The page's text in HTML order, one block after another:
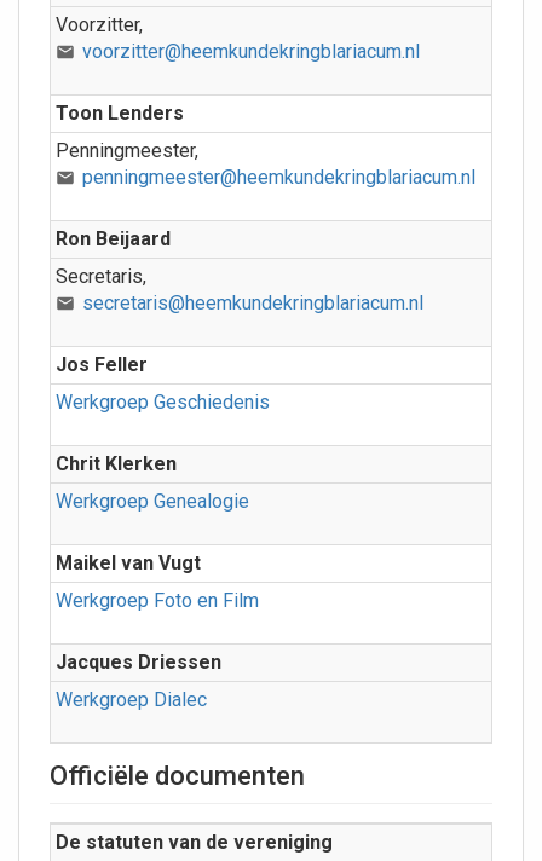
Voorzitter,
voorzitter@heemkundekringblariacum.nl
Toon Lenders
Penningmeester,
penningmeester@heemkundekringblariacum.nl
Ron Beijaard
Secretaris,
secretaris@heemkundekringblariacum.nl
Jos Feller
Werkgroep Geschiedenis
Chrit Klerken
Werkgroep Genealogie
Maikel van Vugt
Werkgroep Foto en Film
Jacques Driessen
Werkgroep Dialec
Officiële documenten
De statuten van de vereniging